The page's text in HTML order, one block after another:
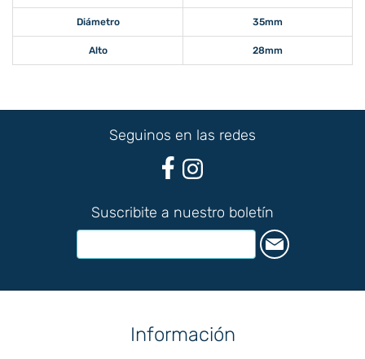
Diámetro 35mm
Alto 28mm
Seguinos en las redes
Suscribite a nuestro boletín
Información